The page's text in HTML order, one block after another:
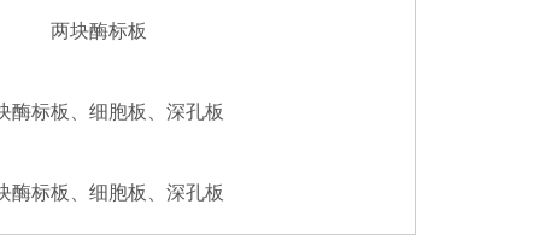
两块酶标板
酶标板、细胞板、深孔板
酶标板、细胞板、深孔板